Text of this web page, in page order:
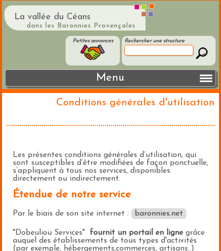
La vallée du Céans
dans les Baronnies Provençales
Rechercher une structure
Petites annonces
Menu
Conditions générales d'utilisation
Les présentes conditions générales d’utilisation, qui
sont susceptibles d’être modifiées de façon ponctuelle,
s’appliquent à tous nos services, disponibles
directement ou indirectement.
Étendue de notre service
Par le biais de son site internet : baronnies.net
"Dobeuliou Services" fournit un portail en lignegrâce
auquel des établissements de tous types d'activités
(par exemple, hébergements,commerces, artisans..)